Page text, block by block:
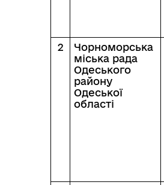
2
Чорноморська
міська рада
Одеського
району
Одеської
області